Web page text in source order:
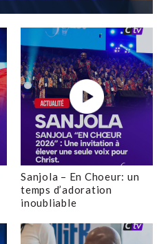
Sanjola – En Choeur: un
temps d’adoration
inoubliable